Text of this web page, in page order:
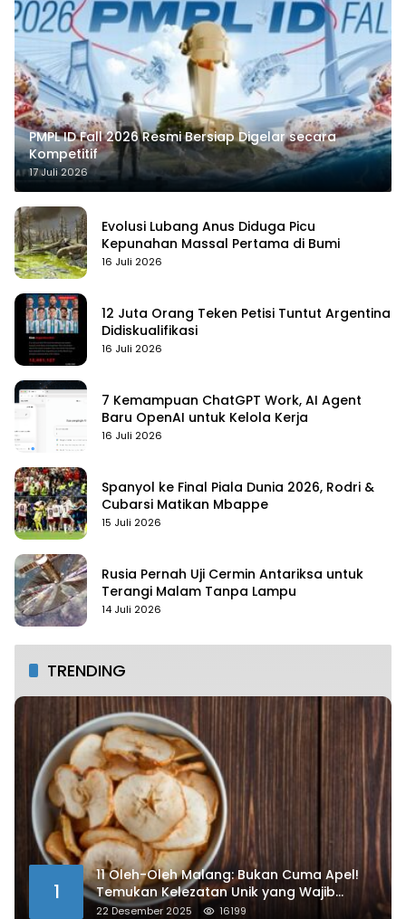
PMPL ID Fall 2026 Resmi Bersiap Digelar secara
Kompetitif
17 Juli 2026
Evolusi Lubang Anus Diduga Picu
Kepunahan Massal Pertama di Bumi
16 Juli 2026
12 Juta Orang Teken Petisi Tuntut Argentina
Didiskualifikasi
16 Juli 2026
7 Kemampuan ChatGPT Work, AI Agent
Baru OpenAI untuk Kelola Kerja
16 Juli 2026
Spanyol ke Final Piala Dunia 2026, Rodri &
Cubarsi Matikan Mbappe
15 Juli 2026
Rusia Pernah Uji Cermin Antariksa untuk
Terangi Malam Tanpa Lampu
14 Juli 2026
TRENDING
1
11 Oleh-Oleh Malang: Bukan Cuma Apel!
Temukan Kelezatan Unik yang Wajib
Dibawa
22 Desember 2025 16199